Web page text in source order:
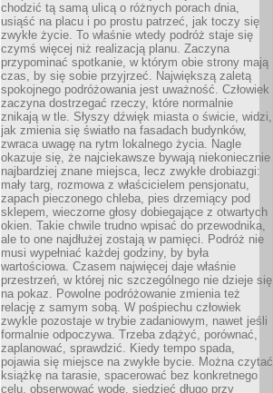
chodzić tą samą ulicą o różnych porach dnia,
usiąść na placu i po prostu patrzeć, jak toczy się
zwykłe życie. To właśnie wtedy podróż staje się
czymś więcej niż realizacją planu. Zaczyna
przypominać spotkanie, w którym obie strony mają
czas, by się sobie przyjrzeć. Największą zaletą
spokojnego podróżowania jest uważność. Człowiek
zaczyna dostrzegać rzeczy, które normalnie
znikają w tle. Słyszy dźwięk miasta o świcie, widzi,
jak zmienia się światło na fasadach budynków,
zwraca uwagę na rytm lokalnego życia. Nagle
okazuje się, że najciekawsze bywają niekoniecznie
najbardziej znane miejsca, lecz zwykłe drobiazgi:
mały targ, rozmowa z właścicielem pensjonatu,
zapach pieczonego chleba, pies drzemiący pod
sklepem, wieczorne głosy dobiegające z otwartych
okien. Takie chwile trudno wpisać do przewodnika,
ale to one najdłużej zostają w pamięci. Podróż nie
musi wypełniać każdej godziny, by była
wartościowa. Czasem najwięcej daje właśnie
przestrzeń, w której nic szczególnego nie dzieje się
na pokaz. Powolne podróżowanie zmienia też
relację z samym sobą. W pośpiechu człowiek
zwykle pozostaje w trybie zadaniowym, nawet jeśli
formalnie odpoczywa. Trzeba zdążyć, porównać,
zaplanować, sprawdzić. Kiedy tempo spada,
pojawia się miejsce na zwykłe bycie. Można czytać
książkę na tarasie, spacerować bez konkretnego
celu, obserwować wodę, siedzieć długo przy